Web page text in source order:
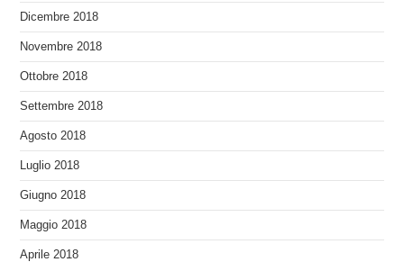
Dicembre 2018
Novembre 2018
Ottobre 2018
Settembre 2018
Agosto 2018
Luglio 2018
Giugno 2018
Maggio 2018
Aprile 2018